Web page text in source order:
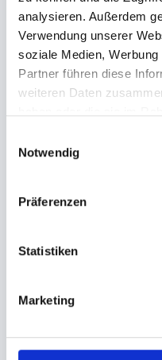
analysieren. Außerdem
Verwendung unserer
soziale Medien,
Partner führen diese
weiteren Daten
Notwendig
Präferenzen
Statistiken
Marketing
Bullhamm 24-26, D-
Einschlag, Frischpack 'Fisch-
1/4 Bogen (ca. 37,5x50cm)